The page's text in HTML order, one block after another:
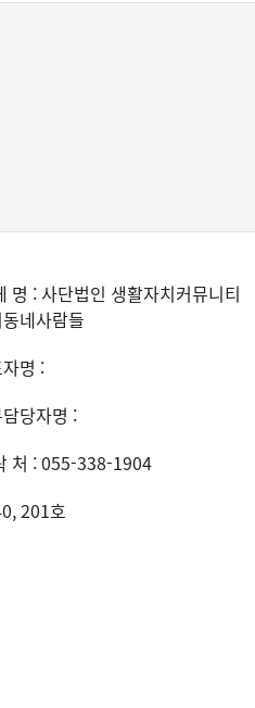
명 : 사단법인 생활자치커뮤니티
네사람들
명 :
당자명 :
처 : 055-338-1904
201호